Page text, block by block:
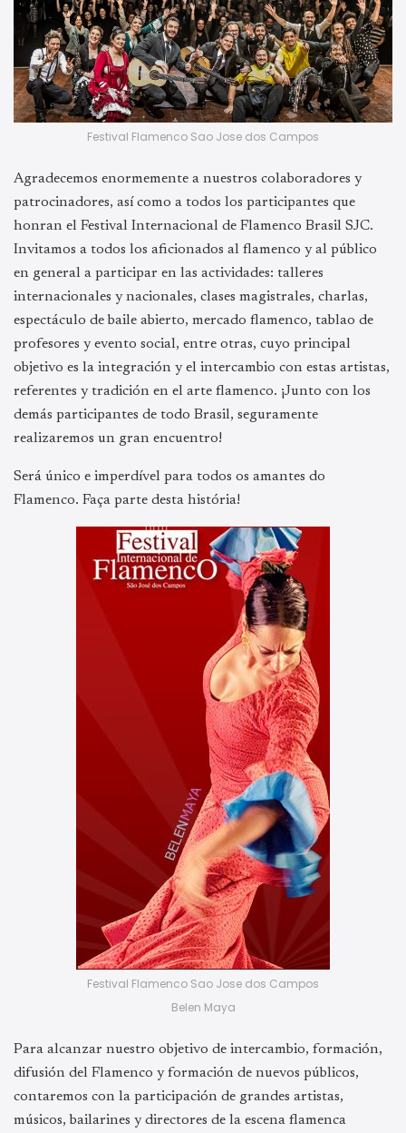
Festival Flamenco Sao Jose dos Campos
Agradecemos enormemente a nuestros colaboradores y
patrocinadores, así como a todos los participantes que
honran el Festival Internacional de Flamenco Brasil SJC.
Invitamos a todos los aficionados al flamenco y al público
en general a participar en las actividades: talleres
internacionales y nacionales, clases magistrales, charlas,
espectáculo de baile abierto, mercado flamenco, tablao de
profesores y evento social, entre otras, cuyo principal
objetivo es la integración y el intercambio con estas artistas,
referentes y tradición en el arte flamenco. ¡Junto con los
demás participantes de todo Brasil, seguramente
realizaremos un gran encuentro!
Será único e imperdível para todos os amantes do
Flamenco. Faça parte desta história!
Festival Flamenco Sao Jose dos Campos
Belen Maya
Para alcanzar nuestro objetivo de intercambio, formación,
difusión del Flamenco y formación de nuevos públicos,
contaremos con la participación de grandes artistas,
músicos, bailarines y directores de la escena flamenca